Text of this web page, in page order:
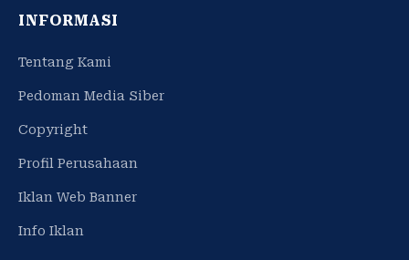
INFORMASI
Tentang Kami
Pedoman Media Siber
Copyright
Profil Perusahaan
Iklan Web Banner
Info Iklan